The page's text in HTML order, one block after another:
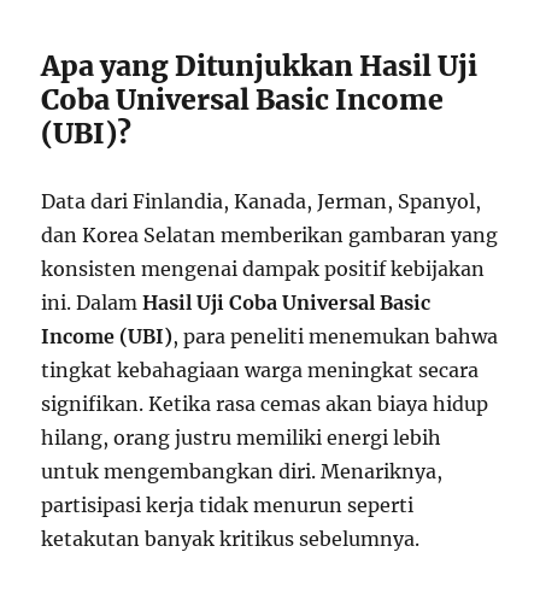
Apa yang Ditunjukkan Hasil Uji
Coba Universal Basic Income
(UBI)?
Data dari Finlandia, Kanada, Jerman, Spanyol,
dan Korea Selatan memberikan gambaran yang
konsisten mengenai dampak positif kebijakan
ini. DalamHasil Uji Coba Universal Basic
Income (UBI), para peneliti menemukan bahwa
tingkat kebahagiaan warga meningkat secara
signifikan. Ketika rasa cemas akan biaya hidup
hilang, orang justru memiliki energi lebih
untuk mengembangkan diri. Menariknya,
partisipasi kerja tidak menurun seperti
ketakutan banyak kritikus sebelumnya.